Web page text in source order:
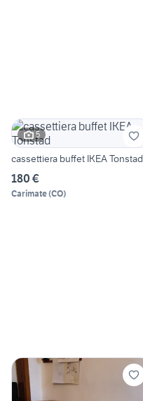
5
cassettiera buffet IKEA Tonstad
180 €
Carimate(CO)